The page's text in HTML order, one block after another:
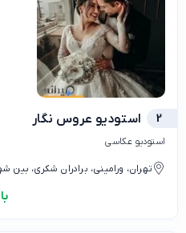
2 استودیو عروس نگار
استودیو عکاسی
تهران، ورامینی، برادران شکری، بین